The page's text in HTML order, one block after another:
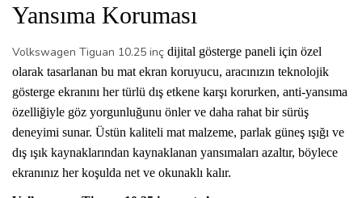
Yansıma Koruması
Volkswagen Tiguan 10.25 inç dijital gösterge paneli için özel
olarak tasarlanan bu mat ekran koruyucu, aracınızın teknolojik
gösterge ekranını her türlü dış etkene karşı korurken, anti-yansıma
özelliğiyle göz yorgunluğunu önler ve daha rahat bir sürüş
deneyimi sunar. Üstün kaliteli mat malzeme, parlak güneş ışığı ve
dış ışık kaynaklarından kaynaklanan yansımaları azaltır, böylece
ekranınız her koşulda net ve okunaklı kalır.